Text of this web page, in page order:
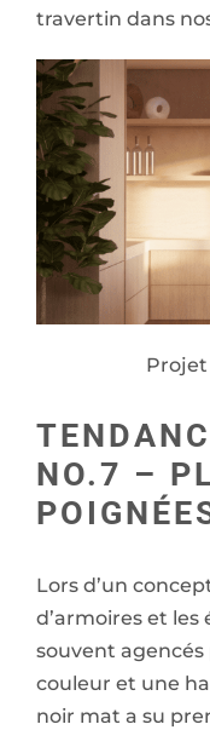
travertin dans
Projet
NO.7 –
Lors d’un
d’armoires et
souvent agencés
couleur et une
noir mat a su